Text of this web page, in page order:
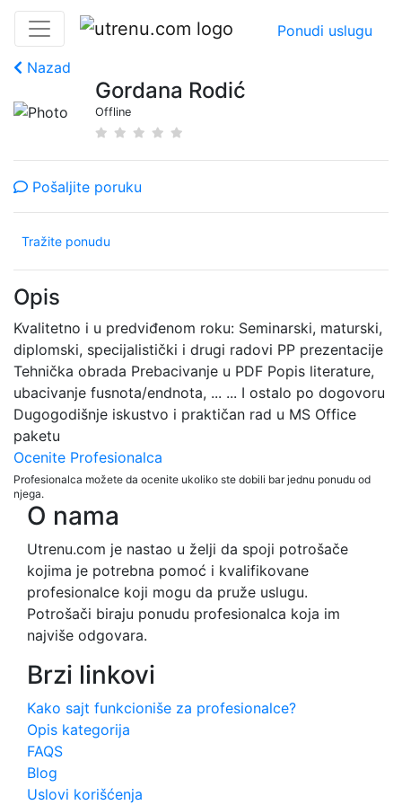
Ponudi uslugu
Nazad
Gordana Rodić
Offline
Pošaljite poruku
Tražite ponudu
Opis
Kvalitetno i u predviđenom roku: Seminarski, maturski,
diplomski, specijalistički i drugi radovi PP prezentacije
Tehnička obrada Prebacivanje u PDF Popis literature,
ubacivanje fusnota/endnota, ... ... I ostalo po dogovoru
Dugogodišnje iskustvo i praktičan rad u MS Office
paketu
Ocenite Profesionalca
Profesionalca možete da ocenite ukoliko ste dobili bar jednu ponudu od
njega.
O nama
Utrenu.com je nastao u želji da spoji potrošače
kojima je potrebna pomoć i kvalifikovane
profesionalce koji mogu da pruže uslugu.
Potrošači biraju ponudu profesionalca koja im
najviše odgovara.
Brzi linkovi
Kako sajt funkcioniše za profesionalce?
Opis kategorija
FAQS
Blog
Uslovi korišćenja